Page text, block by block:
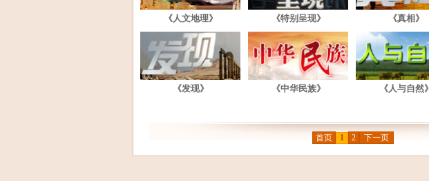
《人文地理》 《特别呈现》 《真相》
《发现》 《中华民族》 《人与自然》
首页 1 2 下一页